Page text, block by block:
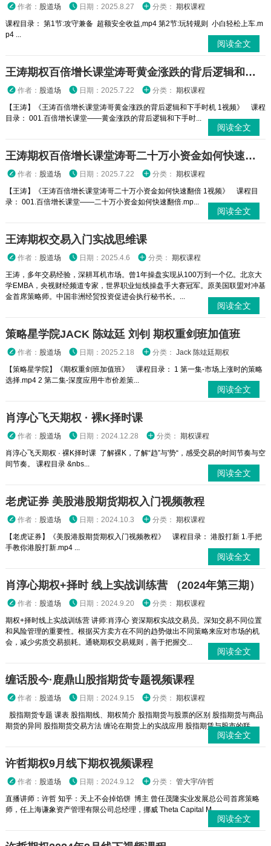
作者： 股道场 日期：2025.8.27 分类： 期权课程
课程目录： 第1节:攻守兼备 超额安全收益,mp4 第2节:玩转规则 小白轻松上车.m
p4 ...
阅读全文
王涛期权百倍增长课堂涛哥黄金涨跌的背后逻辑和下手时机 1视频
作者： 股道场 日期：2025.7.22 分类： 期权课程
【王涛】《王涛百倍增长课堂涛哥黄金涨跌的背后逻辑和下手时机 1视频》 课程
目录： 001.百倍增长课堂——黄金涨跌的背后逻辑和下手时...
阅读全文
王涛期权百倍增长课堂涛哥二十万小资金如何快速翻倍 1视频
作者： 股道场 日期：2025.7.22 分类： 期权课程
【王涛】《王涛百倍增长课堂涛哥二十万小资金如何快速翻倍 1视频》 课程目
录： 001.百倍增长课堂——二十万小资金如何快速翻倍.mp...
阅读全文
王涛期权交易入门实战思维课
作者： 股道场 日期：2025.4.6 分类： 期权课程
王涛，多年交易经验，深耕耳机市场。曾1年操盘实现从100万到一个亿。北京大
学EMBA，央视财经频道专家，世界职业短线操盘手大赛冠军。原美国联盟对冲基
金首席策略师。中国非洲经贸投资促进会执行秘书长。...
阅读全文
策略星学院JACK 陈竑廷 刘钊 期权重剑班加值班
作者： 股道场 日期：2025.2.18 分类： Jack 陈竑廷期权
【策略星学院】《期权重剑班加值班》 课程目录： 1 第一集-市场上涨时的策略
选择.mp4 2 第二集-深度应用牛市价差策...
阅读全文
肖淳心飞天期权 · 裸K择时课
作者： 股道场 日期：2024.12.28 分类： 期权课程
肖淳心飞天期权 · 裸K择时课 了解裸K，了解“趋”与'势“，感受交易的时间节奏与空
间节奏。 课程目录 &nbs...
阅读全文
老虎证券 美股港股期货期权入门视频教程
作者： 股道场 日期：2024.10.3 分类： 期权课程
【老虎证券】《美股港股期货期权入门视频教程》 课程目录： 港股打新 1.手把
手教你港股打新.mp4 ...
阅读全文
肖淳心期权+择时 线上实战训练营 （2024年第三期）
作者： 股道场 日期：2024.9.20 分类： 期权课程
期权+择时线上实战训练营 讲师:肖淳心 资深期权实战交易员。深知交易不同位置
和风险管理的重要性。根据买方卖方在不同的趋势做出不同策略来应对市场的机
会，减少劣质交易损耗。通晓期权交易规则，善于把握交...
阅读全文
缠话股今·鹿鼎山股指期货专题视频课程
作者： 股道场 日期：2024.9.15 分类： 期权课程
股指期货专题 课表 股指期线、期权简介 股指期货与股票的区别 股指期货与商品
期货的异同 股指期货交易方法 缠论在期货上的实战应用 股指期赁与股市的联...
阅读全文
许哲期权9月线下期权视频课程
作者： 股道场 日期：2024.9.12 分类： 管大宇/许哲
直播讲师：许哲 知乎：天上不会掉馅饼 博主 曾任茂隆实业发展总公司首席策略
师，任上海谦象资产管理有限公司总经理，挪威 Theta Capital M...
阅读全文